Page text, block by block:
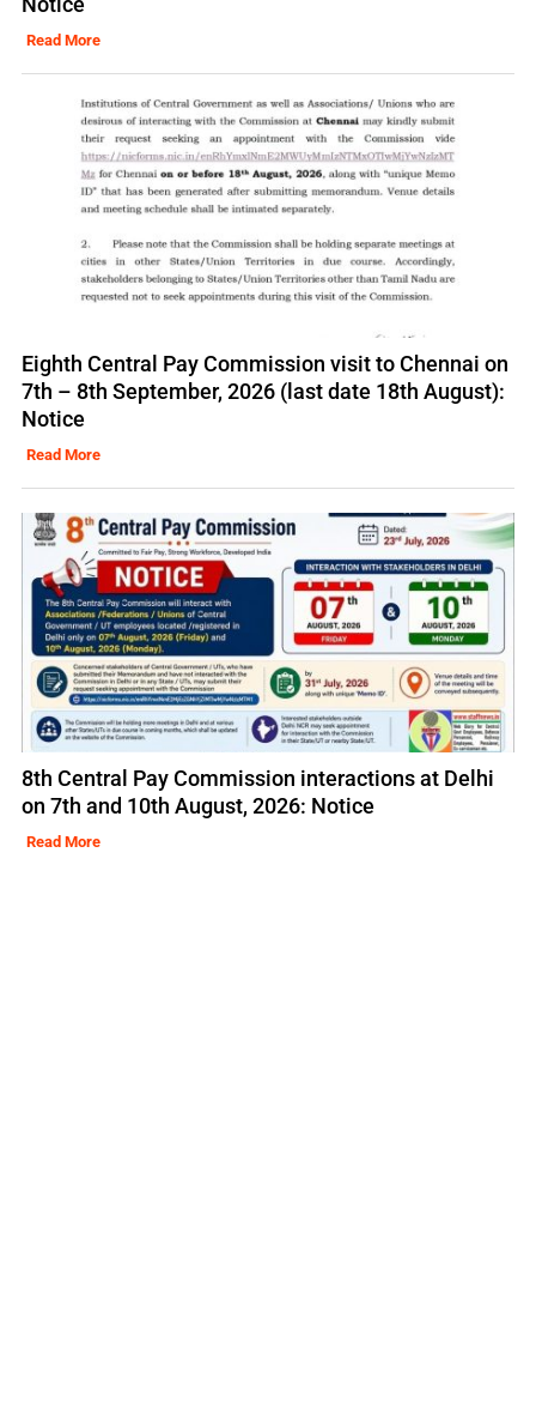
Read More
Eighth Central Pay Commission visit to Chennai on
7th – 8th September, 2026 (last date 18th August):
Notice
Read More
8th Central Pay Commission interactions at Delhi
on 7th and 10th August, 2026: Notice
Read More